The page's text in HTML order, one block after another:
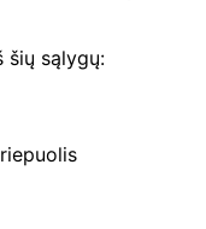
šių sąlygų: